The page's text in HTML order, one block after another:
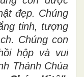
đẹp. Chúng
tinh, tượng
Chúng con
hộp và vui
Thánh Chúa